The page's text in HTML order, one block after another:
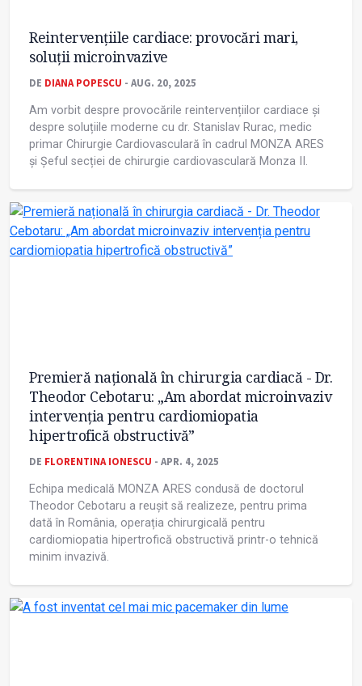
Reintervențiile cardiace: provocări mari,
soluții microinvazive
DE DIANA POPESCU - AUG. 20, 2025
Am vorbit despre provocările reintervențiilor cardiace și
despre soluțiile moderne cu dr. Stanislav Rurac, medic
primar Chirurgie Cardiovasculară în cadrul MONZA ARES
și Șeful secției de chirurgie cardiovasculară Monza II.
Premieră națională în chirurgia cardiacă - Dr.
Theodor Cebotaru: „Am abordat microinvaziv
intervenția pentru cardiomiopatia
hipertrofică obstructivă”
DE FLORENTINA IONESCU - APR. 4, 2025
Echipa medicală MONZA ARES condusă de doctorul
Theodor Cebotaru a reușit să realizeze, pentru prima
dată în România, operația chirurgicală pentru
cardiomiopatia hipertrofică obstructivă printr-o tehnică
minim invazivă.